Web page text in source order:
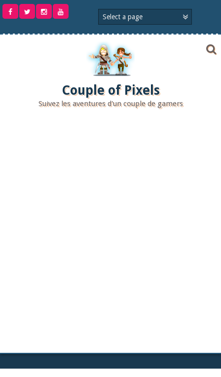
Aller
Couple of Pixels
Suivez les aventures d'un couple de gamers